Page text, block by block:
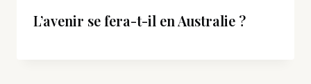
L’avenir se fera-t-il en Australie ?